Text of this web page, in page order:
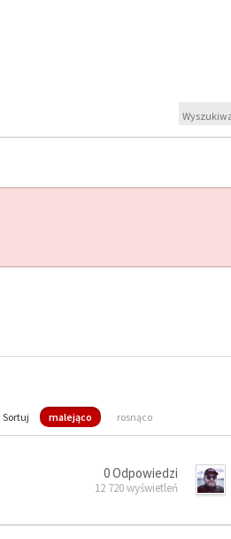
Sortuj malejąco rosnąco
0 Odpowiedzi
12 720 wyświetleń